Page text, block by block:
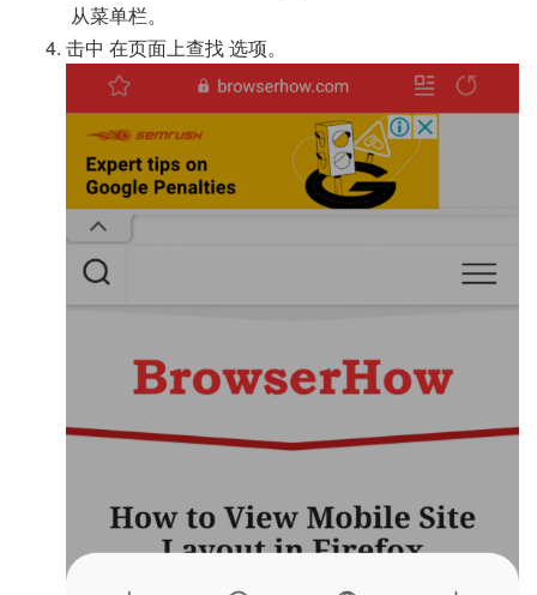
从菜单栏。
击中 在页面上查找选项。